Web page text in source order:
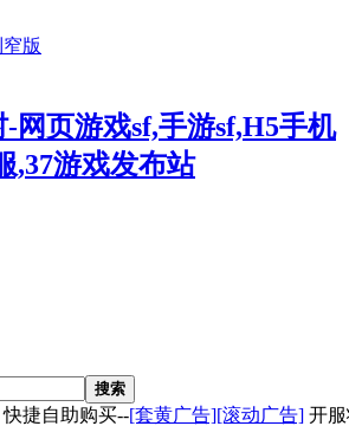
版
搜索
捷自助购买--[套黄广告][滚动广告] 开